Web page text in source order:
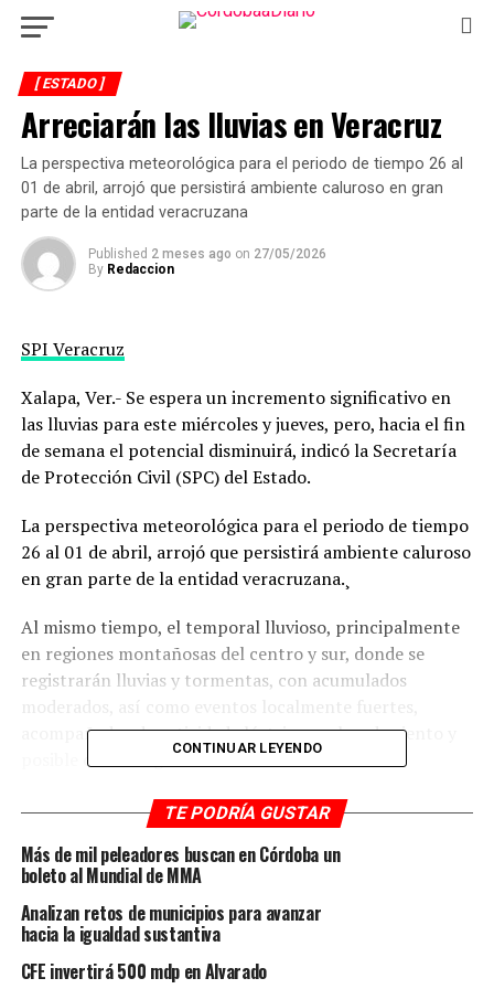
[ ESTADO ]
Arreciarán las lluvias en Veracruz
La perspectiva meteorológica para el periodo de tiempo 26 al
01 de abril, arrojó que persistirá ambiente caluroso en gran
parte de la entidad veracruzana
Published 2 meses ago on 27/05/2026
By Redaccion
SPI Veracruz
Xalapa, Ver.- Se espera un incremento significativo en
las lluvias para este miércoles y jueves, pero, hacia el fin
de semana el potencial disminuirá, indicó la Secretaría
de Protección Civil (SPC) del Estado.
La perspectiva meteorológica para el periodo de tiempo
26 al 01 de abril, arrojó que persistirá ambiente caluroso
en gran parte de la entidad veracruzana.¸
Al mismo tiempo, el temporal lluvioso, principalmente
en regiones montañosas del centro y sur, donde se
registrarán lluvias y tormentas, con acumulados
moderados, así como eventos localmente fuertes,
acompañados de actividad eléctrica, rachas de viento y
posible caída de granizo.
Las lluvias más importantes se registrarán este
miércoles. Se prevén el desarrollo de nublados, así como
tormentas muy fuertes de 50 a 75 milímetros (mm), sin
descartar puntuales intensos de 75 a 150 mm en zonas
montañosas de las cuencas de los ríos Tecolutla, Nautla,
La Antigua, Jamapa-Cotaxtla y Papaloapan.
CONTINUAR LEYENDO
TE PODRÍA GUSTAR
Más de mil peleadores buscan en Córdoba un
boleto al Mundial de MMA
Analizan retos de municipios para avanzar
hacia la igualdad sustantiva
CFE invertirá 500 mdp en Alvarado